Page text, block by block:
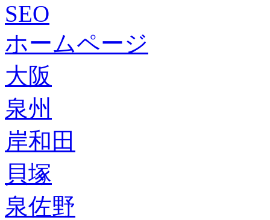
SEO
ホームページ
大阪
泉州
岸和田
貝塚
泉佐野